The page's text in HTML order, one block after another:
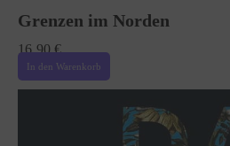
Grenzen im Norden
16,90€
In den Warenkorb